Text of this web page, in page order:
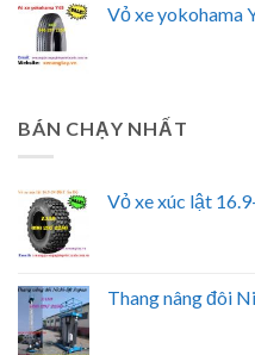
Vỏ xe yokohama
BÁN CHẠY NHẤT
Vỏ xe xúc lật
Thang nâng đôi